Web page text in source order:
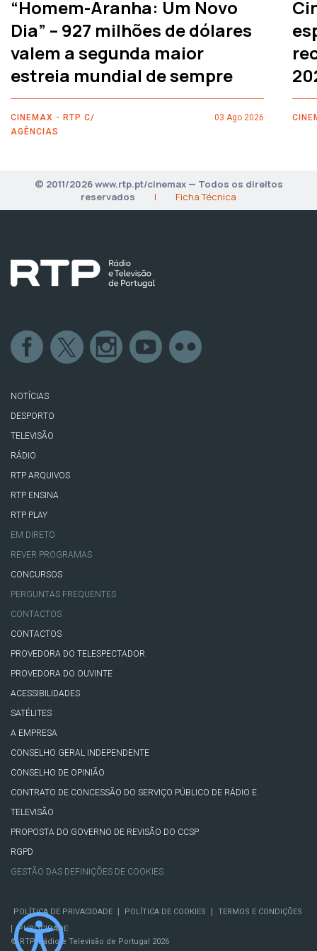
“Homem-Aranha: Um Novo
Dia” – 927 milhões de dólares
valem a segunda maior
estreia mundial de sempre
CINEMAX - RTP C/
AGÊNCIAS
03 Ago 2026
© 2011/2026 www.rtp.pt/cinemax — Todos os direitos
reservados
| Ficha Técnica
NOTÍCIAS
DESPORTO
TELEVISÃO
RÁDIO
RTP ARQUIVOS
RTP ENSINA
RTP PLAY
EM DIRETO
REVER PROGRAMAS
CONCURSOS
PERGUNTAS FREQUENTES
CONTACTOS
CONTACTOS
PROVEDORA DO TELESPECTADOR
PROVEDORA DO OUVINTE
ACESSIBILIDADES
SATÉLITES
A EMPRESA
CONSELHO GERAL INDEPENDENTE
CONSELHO DE OPINIÃO
CONTRATO DE CONCESSÃO DO SERVIÇO PÚBLICO DE RÁDIO E
TELEVISÃO
PROPOSTA DO GOVERNO DE REVISÃO DO CCSP
RGPD
GESTÃO DAS DEFINIÇÕES DE COOKIES
POLÍTICA DE PRIVACIDADE | POLÍTICA DE COOKIES | TERMOS E CONDIÇÕES
|
PUBLICIDADE
© RTP, Rádio e Televisão de Portugal 2026